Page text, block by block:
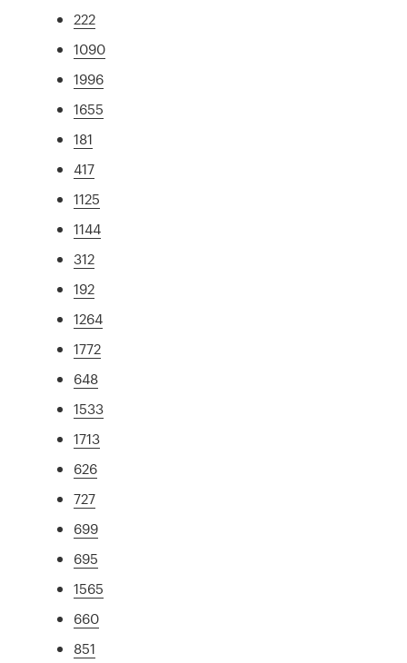
222
1090
1996
1655
181
417
1125
1144
312
192
1264
1772
648
1533
1713
626
727
699
695
1565
660
851